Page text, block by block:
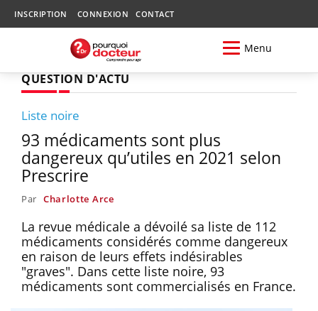
INSCRIPTION CONNEXION CONTACT
Menu
QUESTION D'ACTU
Liste noire
93 médicaments sont plus
dangereux qu’utiles en 2021 selon
Prescrire
Par Charlotte Arce
La revue médicale a dévoilé sa liste de 112
médicaments considérés comme dangereux
en raison de leurs effets indésirables
"graves". Dans cette liste noire, 93
médicaments sont commercialisés en France.